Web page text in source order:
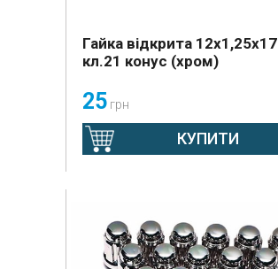
Гайка відкрита 12х1,25х17
кл.21 конус (хром)
25 грн
КУПИТИ